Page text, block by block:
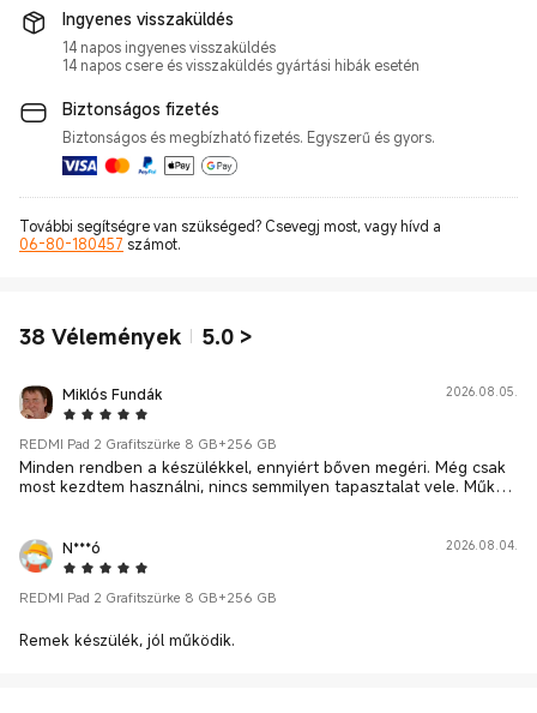
Ingyenes visszaküldés
14 napos ingyenes visszaküldés
14 napos csere és visszaküldés gyártási hibák esetén
Biztonságos fizetés
Biztonságos és megbízható fizetés. Egyszerű és gyors.
További segítségre van szükséged? Csevegj most, vagy hívd a
06-80-180457 számot.
38 Vélemények 5.0 >
Miklós Fundák
5 Star
2026.08.05.
REDMI Pad 2 Grafitszürke 8 GB+256 GB
Minden rendben a készülékkel, ennyiért bőven megéri. Még csak
most kezdtem használni, nincs semmilyen tapasztalat vele. Működi
N***ó
5 Star
2026.08.04.
REDMI Pad 2 Grafitszürke 8 GB+256 GB
Remek készülék, jól működik.